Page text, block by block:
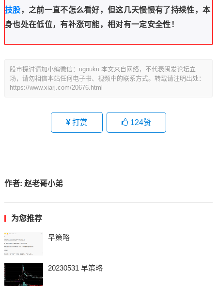
技股，之前一直不怎么看好，但这几天慢慢有了持续性，本
身也处在低位，有补涨可能，相对有一定安全性！
股市探讨请加小编微信：ugouku 本文来自网络，不代表闽发论坛立
场，请勿相信本站任何电子书、视频中的联系方式。转载请注明出处：
https://www.xiarj.com/20676.html
打赏 124赞
作者: 赵老哥小弟
为您推荐
早策略
20230531 早策略